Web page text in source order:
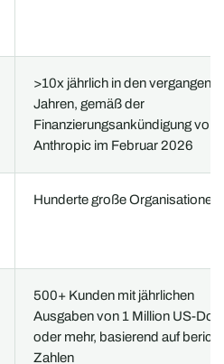
>10x jährlich in den
Jahren, gemäß der
Finanzierungsankündigung von
Anthropic im Februar 2026
Hunderte große Organisationen
500+ Kunden mit jährlichen
Ausgaben von 1 Million US-
oder mehr, basierend auf
Zahlen